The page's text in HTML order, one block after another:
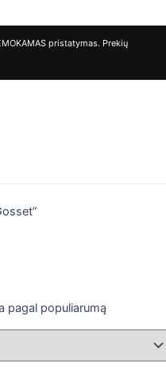
pristatymas. Prekių
pagal populiarumą